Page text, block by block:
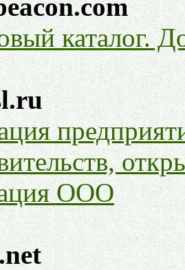
каталог.
ООО